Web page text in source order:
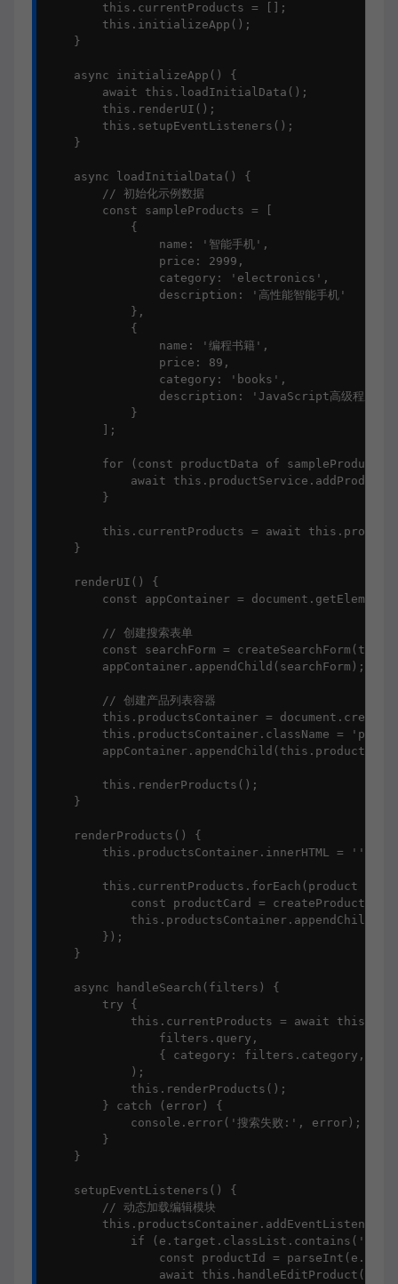
        this.currentProducts = [];
        this.initializeApp();
    }
    async initializeApp() {
        await this.loadInitialData();
        this.renderUI();
        this.setupEventListeners();
    }
    async loadInitialData() {
        // 初始化示例数据
        const sampleProducts = [
            {
                name: '智能手机',
                price: 2999,
                category: 'electronics',
                description: '高性能智能手机'
            },
            {
                name: '编程书籍',
                price: 89,
                category: 'books',
description: 'JavaScript高级程序设
            }
        ];
for (const productData of sampleProducts)
await
        }
this.currentProducts = await
    }
    renderUI() {
const appContainer =
        // 创建搜索表单
const searchForm =
        appContainer.appendChild(searchForm);
        // 创建产品列表容器
this.productsContainer =
this.productsContainer.className =
        this.renderProducts();
    }
    renderProducts() {
        this.productsContainer.innerHTML = '';
        this.currentProducts.forEach(product => {
const productCard =
        });
    }
    async handleSearch(filters) {
        try {
this.currentProducts = await
                filters.query,
{ category: filters.category,
            );
            this.renderProducts();
        } catch (error) {
            console.error('搜索失败:', error);
        }
    }
    setupEventListeners() {
        // 动态加载编辑模块
if
const productId =
await